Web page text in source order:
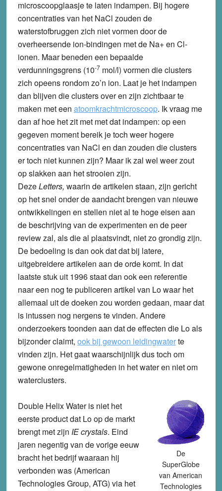
microscoopglaasje te laten indampen. Bij hogere
concentraties van het NaCl zouden de
waterstofbruggen zich niet vormen door de
overheersende ion-bindingen met de Na+ en Cl-
ionen. Maar beneden een bepaalde
verdunningsgrens (10-7mol/l) vormen die clusters
zich opeens rondom zo’n ion. Laat je het indampen
dan blijven die clusters over en zijn zichtbaar te
maken met een atoomkrachtmicroscoop. Ik vraag me
dan af hoe het zit met met dat indampen: op een
gegeven moment bereik je toch weer hogere
concentraties van NaCl en dan zouden die clusters
er toch niet kunnen zijn? Maar ik zal wel weer zout
op slakken aan het strooien zijn.
DezeLetters, waarin de artikelen staan, zijn gericht
op het snel onder de aandacht brengen van nieuwe
ontwikkelingen en stellen niet al te hoge eisen aan
de beschrijving van de experimenten en de peer
review zal, als die al plaatsvindt, niet zo grondig zijn.
De bedoeling is dan ook dat dat bij latere,
uitgebreidere artikelen aan de orde komt. In dat
laatste stuk uit 1996 staat dan ook een referentie
naar een nog te publiceren artikel van Lo waar het
allemaal uit de doeken zou worden gedaan, maar dat
is intussen nog nergens te vinden. Andere
onderzoekers toonden aan dat de effecten die Lo als
bijzonder claimt, ook bij gewoon leidingwaterte
vinden zijn. Het gaat waarschijnlijk dus toch om
gewone onregelmatigheden in het water en niet om
waterclusters.
De
SuperGlobe
van American
Technologies
Double Helix Water is niet het
eerste product dat Lo op de markt
brengt met zijn IE crystals. Eind
jaren negentig van de vorige eeuw
bracht het bedrijf waaraan hij
verbonden was (American
Technologies Group, ATG) via het